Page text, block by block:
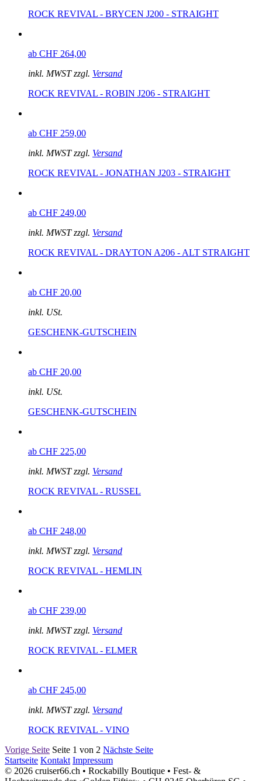
ROCK REVIVAL - BRYCEN J200 - STRAIGHT
ab CHF 264,00
inkl. MWST zzgl. Versand
ROCK REVIVAL - ROBIN J206 - STRAIGHT
ab CHF 259,00
inkl. MWST zzgl. Versand
ROCK REVIVAL - JONATHAN J203 - STRAIGHT
ab CHF 249,00
inkl. MWST zzgl. Versand
ROCK REVIVAL - DRAYTON A206 - ALT STRAIGHT
ab CHF 20,00
inkl. USt.
GESCHENK-GUTSCHEIN
ab CHF 20,00
inkl. USt.
GESCHENK-GUTSCHEIN
ab CHF 225,00
inkl. MWST zzgl. Versand
ROCK REVIVAL - RUSSEL
ab CHF 248,00
inkl. MWST zzgl. Versand
ROCK REVIVAL - HEMLIN
ab CHF 239,00
inkl. MWST zzgl. Versand
ROCK REVIVAL - ELMER
ab CHF 245,00
inkl. MWST zzgl. Versand
ROCK REVIVAL - VINO
Vorige Seite Seite 1 von 2 Nächste Seite
Startseite Kontakt Impressum
© 2026 cruiser66.ch • Rockabilly Boutique • Fest- &